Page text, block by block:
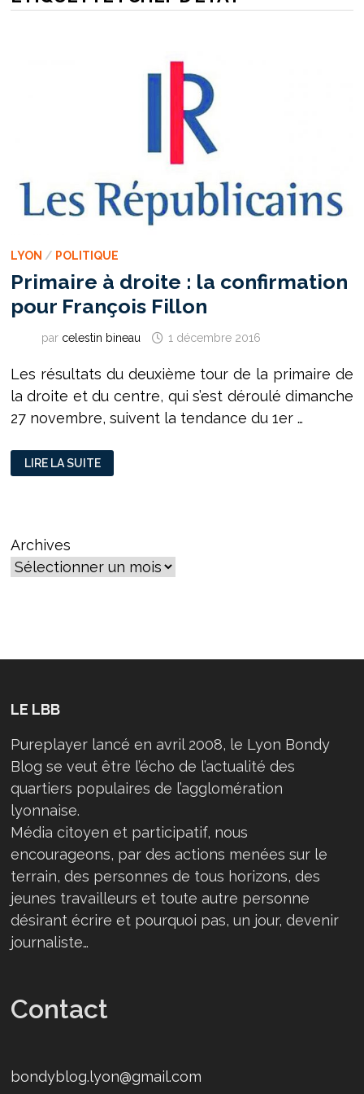
LYON / POLITIQUE
Primaire à droite : la confirmation
pour François Fillon
par celestin bineau 1 décembre 2016
Les résultats du deuxième tour de la primaire de
la droite et du centre, qui s’est déroulé dimanche
27 novembre, suivent la tendance du 1er …
PRIMAIRE
À
DROITE :
LIRE LA SUITE
Archives
LE LBB
Pureplayer lancé en avril 2008, le Lyon Bondy
Blog se veut être l’écho de l’actualité des
quartiers populaires de l’agglomération
lyonnaise.
Média citoyen et participatif, nous
encourageons, par des actions menées sur le
terrain, des personnes de tous horizons, des
jeunes travailleurs et toute autre personne
désirant écrire et pourquoi pas, un jour, devenir
journaliste…
Contact
bondyblog.lyon@gmail.com